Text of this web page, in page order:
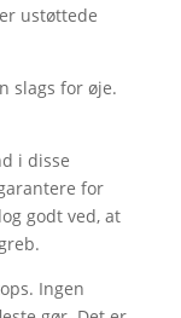
ustøttede
slags for øje.
i disse
for
godt ved, at
Ingen